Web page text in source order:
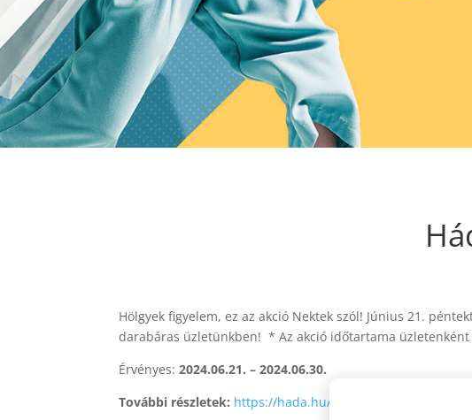
Hölgyek figyelem, ez az akció Nektek szól! Június 21.
darabáras üzletünkben! * Az akció időtartama
Érvényes: 2024.06.21. – 2024.06.30.
További részletek: https://hada.hu/